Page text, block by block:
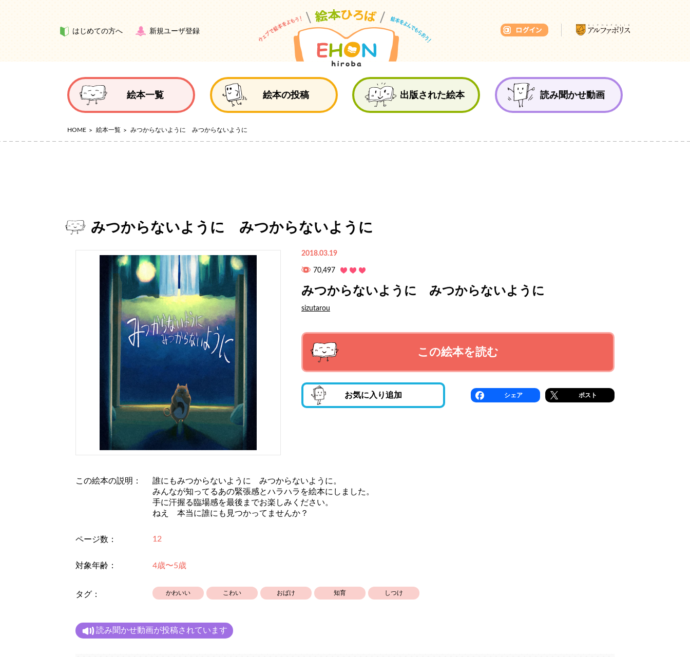
はじめての方へ 新規ユーザ登録
絵本一覧 絵本の投稿 出版された絵本 読み聞かせ動画
HOME 絵本一覧 みつからないように みつからないように
みつからないように みつからないように
2018.03.19
70,497
みつからないように みつからないように
sizutarou
この絵本を読む
お気に入り追加 シェア ポスト
この絵本の説明：
誰にもみつからないように みつからないように。
みんなが知ってるあの緊張感とハラハラを絵本にしました。
手に汗握る臨場感を最後までお楽しみください。
ねえ 本当に誰にも見つかってませんか？
ページ数： 12
対象年齢： 4歳〜5歳
タグ： かわいい こわい おばけ 知育 しつけ
読み聞かせ動画が投稿されています